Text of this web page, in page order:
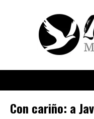
Con cariño: a